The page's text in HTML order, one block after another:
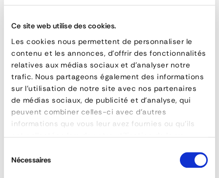
Ce site web utilise des cookies.
Les cookies nous permettent de personnaliser le
contenu et les annonces, d'offrir des fonctionnalités
relatives aux médias sociaux et d'analyser notre
trafic. Nous partageons également des informations
sur l'utilisation de notre site avec nos partenaires
de médias sociaux, de publicité et d'analyse, qui
peuvent combiner celles-ci avec d'autres
informations que vous leur avez fournies ou qu'ils
duNécessaires
gravité avec boîtier de commande
Dispositif de sécurité
: Signalisation optique et
acoustique
Construction : Guides latéraux et boîtier de
recouvrement en acier galvanisé
Options :
ouverte en cas de panne de courant